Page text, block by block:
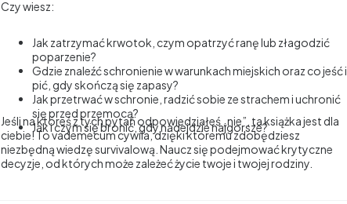
Czy wiesz:
Jak zatrzymać krwotok, czym opatrzyć ranę lub złagodzić
poparzenie?
Gdzie znaleźć schronienie w warunkach miejskich oraz co jeść i
pić, gdy skończą się zapasy?
Jak przetrwać w schronie, radzić sobie ze strachem i uchronić
się przed przemocą?
Jak i czym się bronić, gdy nadejdzie najgorsze?
Jeśli na któreś z tych pytań odpowiedziałeś „nie”, ta książka jest dla
ciebie! To vademecum cywila, dzięki któremu zdobędziesz
niezbędną wiedzę survivalową. Naucz się podejmować krytyczne
decyzje, od których może zależeć życie twoje i twojej rodziny.